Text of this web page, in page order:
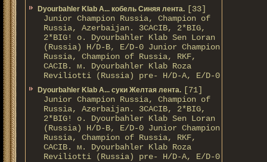
Dyourbahler Klab A... кобель Синяя лента. [33]
Junior Champion Russia, Champion of
Russia, Azerbaijan. 3CACIB, 2*BIG,
2*BIG! о. Dyourbahler Klab Sen Loran
(Russia) H/D-B, E/D-0 Junior Champion
Russia, Champion of Russia, RKF,
CACIB. м. Dyourbahler Klab Roza
Reviliotti (Russia) pre- H/D-A, E/D-0
Dyourbahler Klab A... суки Желтая лента. [71]
Junior Champion Russia, Champion of
Russia, Azerbaijan. 3CACIB, 2*BIG,
2*BIG! о. Dyourbahler Klab Sen Loran
(Russia) H/D-B, E/D-0 Junior Champion
Russia, Champion of Russia, RKF,
CACIB. м. Dyourbahler Klab Roza
Reviliotti (Russia) pre- H/D-A, E/D-0